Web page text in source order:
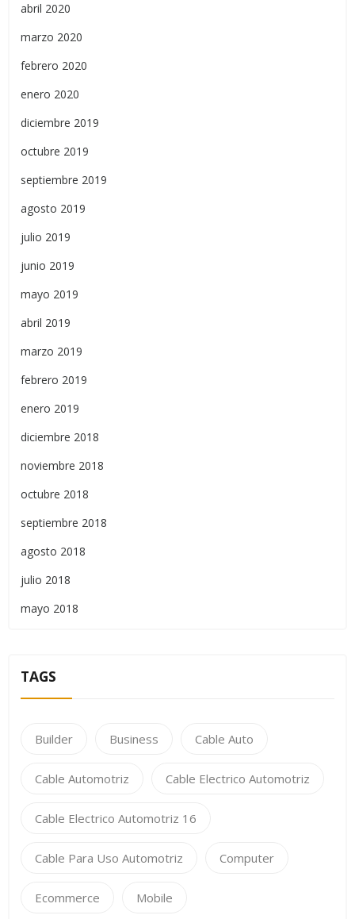
abril 2020
marzo 2020
febrero 2020
enero 2020
diciembre 2019
octubre 2019
septiembre 2019
agosto 2019
julio 2019
junio 2019
mayo 2019
abril 2019
marzo 2019
febrero 2019
enero 2019
diciembre 2018
noviembre 2018
octubre 2018
septiembre 2018
agosto 2018
julio 2018
mayo 2018
TAGS
Builder Business Cable Auto
Cable Automotriz Cable Electrico Automotriz
Cable Electrico Automotriz 16
Cable Para Uso Automotriz Computer
Ecommerce Mobile